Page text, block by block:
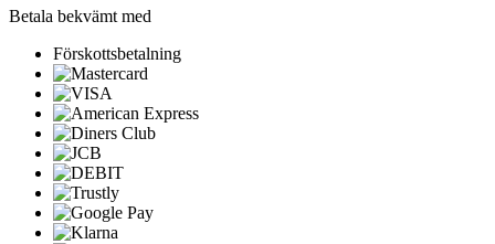
Betala bekvämt med
Förskottsbetalning